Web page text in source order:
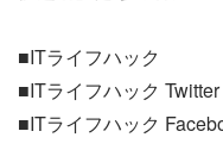
■ITライフハック
■ITライフハック Twitter
■ITライフハック